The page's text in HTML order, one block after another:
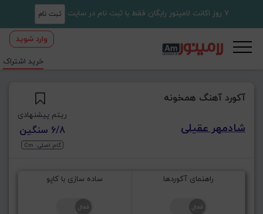
7 روز اکانت لامینور رایگان فقط با ثبت نام در سایت ثبت نام
وارد شوید
خرید اشتراک
آکورد آهنگ همخونه
شادمهر عقیلی
ریتم پیشنهادی
6/8 سنگین
گام اصلی: Cm
راهنمای آکوردها ساده سازی با کاپو